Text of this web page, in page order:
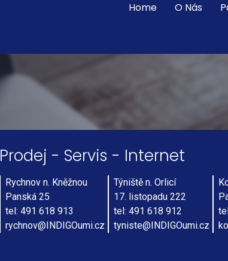
Home O Nás
Prodej - Servis - Internet
Rychnov n. Kněžnou
Panská 25
tel: 491 618 913
rychnov@INDIGOumi.cz
Týniště n. Orlicí
17. listopadu 222
tel: 491 618 912
tyniste@INDIGOumi.cz